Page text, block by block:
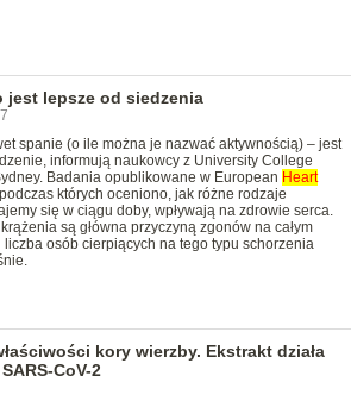
jest lepsze od siedzenia
spanie (o ile można je nazwać aktywnością) – jest
informują naukowcy z University College
Badania opublikowane w European Heart
których oceniono, jak różne rodzaje
się w ciągu doby, wpływają na zdrowie serca.
są główna przyczyną zgonów na całym
osób cierpiących na tego typu schorzenia
kory wierzby. Ekstrakt działa
CoV-2